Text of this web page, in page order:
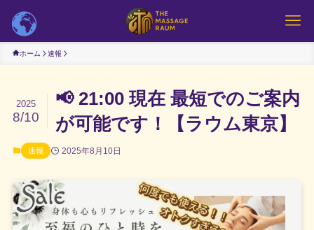
ホーム 速報
📢 21:00 現在 最短でのご案内
が可能です！【ラウム東京】
2025
8/10
速報 2025年8月10日